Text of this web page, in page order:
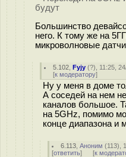
будут
Большинство
него. К тому же на
микроволновые
5.102 ,Fyjy (?), 11:25,
[к модератору]
Ну у меня в доме
А соседей на нем
каналов большое.
на 5GHz, помимо
конце диапазона и
6.113 ,Аноним (113),
[ответить] [к